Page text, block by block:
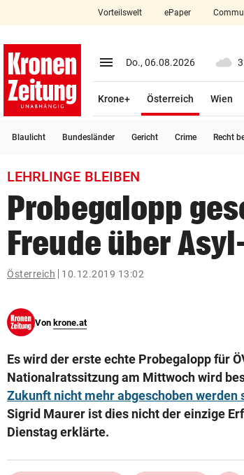
close
account_circle Anmelden
arrow_right
bookmark
search
Suchbegriff
eingeben
© Krone Multimedia GmbH & Co KG 2026
Vorteilswelt ePaper
menu Menü aufklappen
Do., 06.08.2026
Krone+ Österreich
Wien
Blaulicht Bundesländer Gericht Crime Recht
LEHRLINGE BLEIBEN
Probegalopp
Freude über
Österreich 10.12.2019 13:02
Von krone.at
Es wird der erste echte Probegalopp für
Nationalratssitzung am Mittwoch wird
Zukunft nicht mehr abgeschoben werden
Sigrid Maurer ist dies nicht der einzige
Dienstag erklärte.